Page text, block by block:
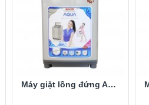
Máy giặt lồng đứng Aqua AQW-S80KT 8kg